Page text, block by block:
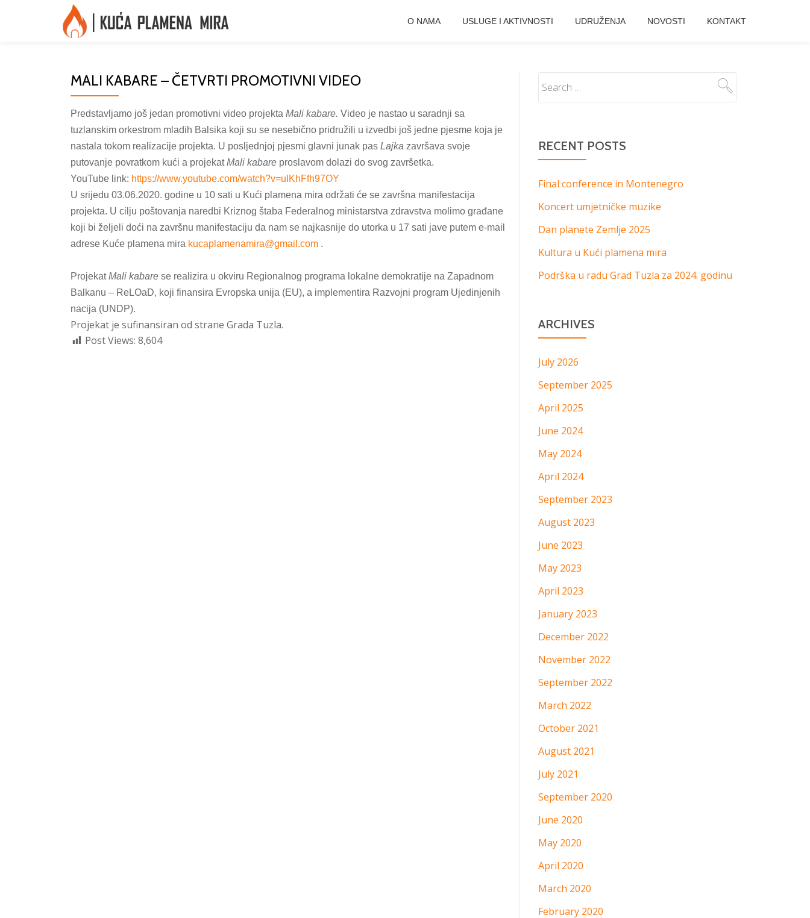
O NAMA USLUGE I AKTIVNOSTI UDRUŽENJA NOVOSTI KONTAKT
MALI KABARE – ČETVRTI PROMOTIVNI VIDEO
Predstavljamo još jedan promotivni video projekta Mali kabare. Video je nastao u saradnji sa
tuzlanskim orkestrom mladih Balsika koji su se nesebično pridružili u izvedbi još jedne pjesme koja je
nastala tokom realizacije projekta. U posljednjoj pjesmi glavni junak pas Lajka završava svoje
putovanje povratkom kući a projekatMali kabare proslavom dolazi do svog završetka.
YouTube link: https://www.youtube.com/watch?v=uIKhFfh97OY
U srijedu 03.06.2020. godine u 10 sati u Kući plamena mira održati će se završna manifestacija
projekta. U cilju poštovanja naredbi Kriznog štaba Federalnog ministarstva zdravstva molimo građane
koji bi željeli doći na završnu manifestaciju da nam se najkasnije do utorka u 17 sati jave putem e-mail
adrese Kuće plamena mira kucaplamenamira@gmail.com .
ProjekatMali kabare se realizira u okviru Regionalnog programa lokalne demokratije na Zapadnom
Balkanu – ReLOaD, koji finansira Evropska unija (EU), a implementira Razvojni program Ujedinjenih
nacija (UNDP).
Projekat je sufinansiran od strane Grada Tuzla.
Post Views: 8,604
RECENT POSTS
Final conference in Montenegro
Koncert umjetničke muzike
Dan planete Zemlje 2025
Kultura u Kući plamena mira
Podrška u radu Grad Tuzla za 2024. godinu
ARCHIVES
July 2026
September 2025
April 2025
June 2024
May 2024
April 2024
September 2023
August 2023
June 2023
May 2023
April 2023
January 2023
December 2022
November 2022
September 2022
March 2022
October 2021
August 2021
July 2021
September 2020
June 2020
May 2020
April 2020
March 2020
February 2020